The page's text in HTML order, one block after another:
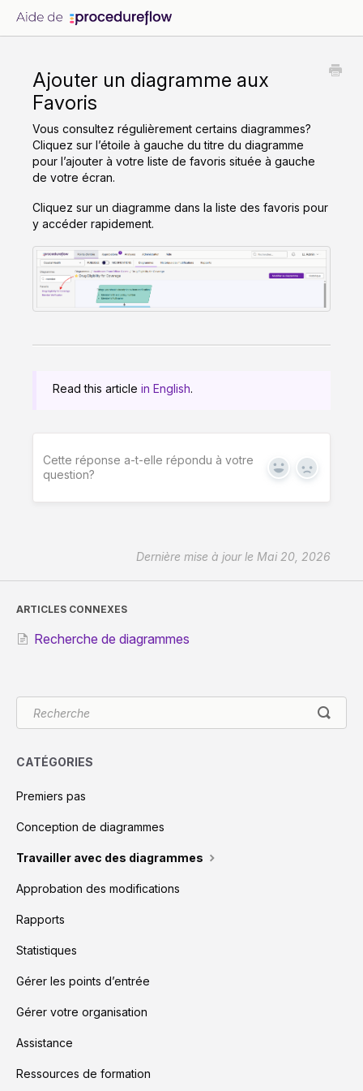
Ajouter un diagramme aux
Favoris
Vous consultez régulièrement certains diagrammes?
Cliquez sur l’étoile à gauche du titre du diagramme
pour l’ajouter à votre liste de favoris située à gauche
de votre écran.
Cliquez sur un diagramme dans la liste des favoris pour
y accéder rapidement.
Read this article in English.
Cette réponse a-t-elle répondu à votre
question?
Yes No
Dernière mise à jour le Mai 20, 2026
ARTICLES CONNEXES
Recherche de diagrammes
CATÉGORIES
Premiers pas
Conception de diagrammes
Travailler avec des diagrammes
Approbation des modifications
Rapports
Statistiques
Gérer les points d’entrée
Gérer votre organisation
Assistance
Ressources de formation